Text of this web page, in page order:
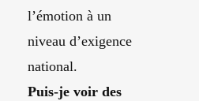
l’émotion à un
niveau d’exigence
national.
Puis-je voir des